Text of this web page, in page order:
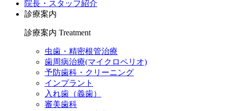
院長・スタッフ紹介
診療案内
診療案内 Treatment
虫歯・精密根管治療
歯周病治療(マイクロペリオ)
予防歯科・クリーニング
インプラント
入れ歯（義歯）
審美歯科